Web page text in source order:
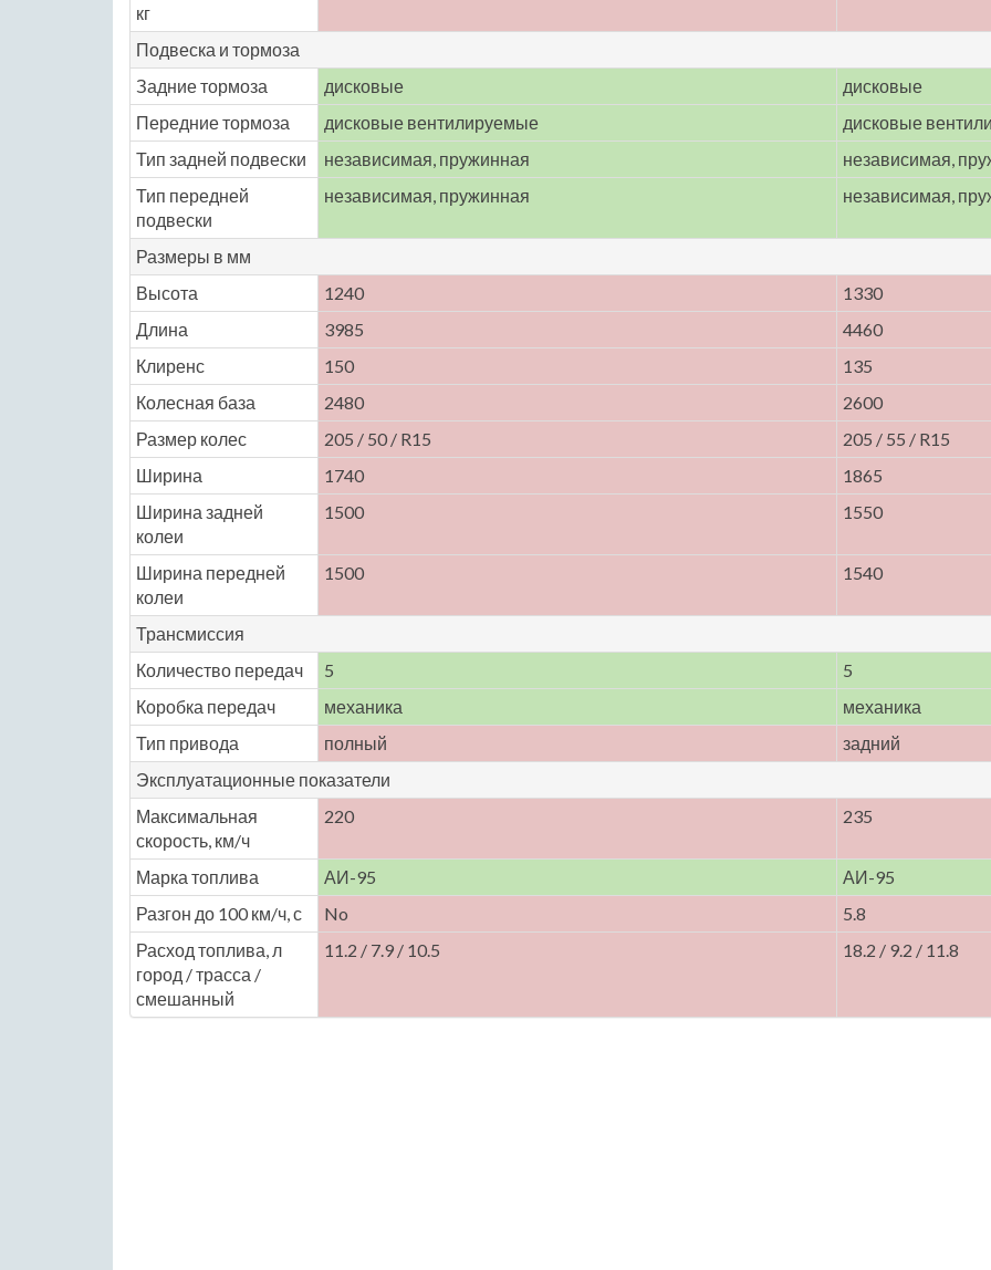
кг
Подвеска и тормоза
Задние тормоза
дисковые
дисковые
Передние тормоза
дисковые вентилируемые
дисковые
Тип задней подвески
независимая, пружинная
независимая,
Тип передней
подвески
независимая, пружинная независимая,
Размеры в мм
Высота
1240
1330
Длина
3985
4460
Клиренс
150
135
Колесная база
2480
2600
Размер колес
205 / 50 / R15
205 / 55 / R15
Ширина
1740
1865
Ширина задней
колеи
1500 1550
Ширина передней
колеи
1500 1540
Трансмиссия
Количество передач
5
5
Коробка передач
механика
механика
Тип привода
полный
задний
Эксплуатационные показатели
Максимальная
скорость, км/ч
220 235
Марка топлива АИ-95
АИ-95
Разгон до 100 км/ч, с
No
5.8
Расход топлива, л
город / трасса /
смешанный
11.2 / 7.9 / 10.5 18.2 / 9.2 / 11.8